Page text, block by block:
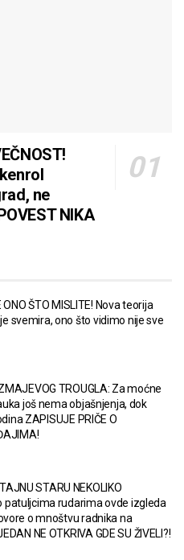
ne
NIKA
ŠTO MISLITE! Nova teorija
svemira, ono što vidimo nije sve
TROUGLA: Za moćne
još nema objašnjenja, dok
ZAPISUJE PRIČE O
STARU NEKOLIKO
patuljcima rudarima ovde izgleda
o mnoštvu radnika na
NE OTKRIVA GDE SU ŽIVELI?!